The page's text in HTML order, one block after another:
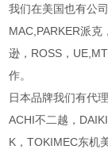
我们在美国也有公
MAC,PARKER派
逊，ROSS，
作。
日本品牌我们有代
ACHI不二越，
K，TOKIMEC东机